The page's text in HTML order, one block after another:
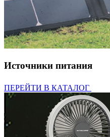
Источники питания
ПЕРЕЙТИ В КАТАЛОГ